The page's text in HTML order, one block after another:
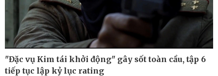
Kinh tế
Bất động sản
Khởi nghiệp
Giá vàng
Tiêu dùng
Tỷ giá
Chứng khoán
Giá cà phê
"Đặc vụ Kim tái khởi động" gây sốt toàn cầu, tập 6
tiếp tục lập kỷ lục rating